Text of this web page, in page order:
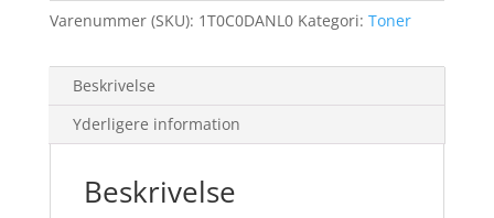
Varenummer (SKU): 1T0C0DANL0 Kategori: Toner
Beskrivelse
Yderligere information
Beskrivelse